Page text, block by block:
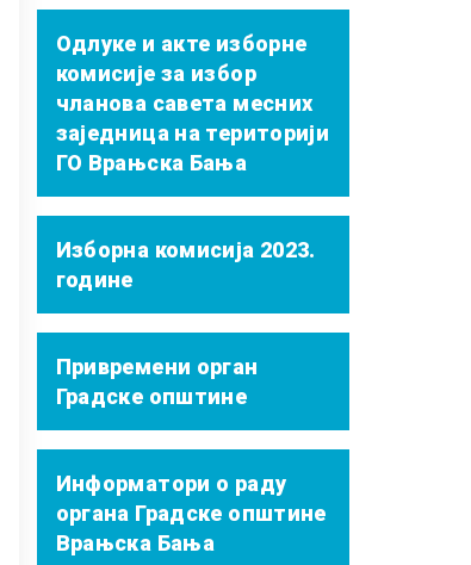
Одлуке и акте изборне
комисије за избор
чланова савета месних
заједница на територији
ГО Врањска Бања
Изборна комисија 2023.
године
Привремени орган
Градске општине
Информатори о раду
органа Градске општине
Врањска Бања